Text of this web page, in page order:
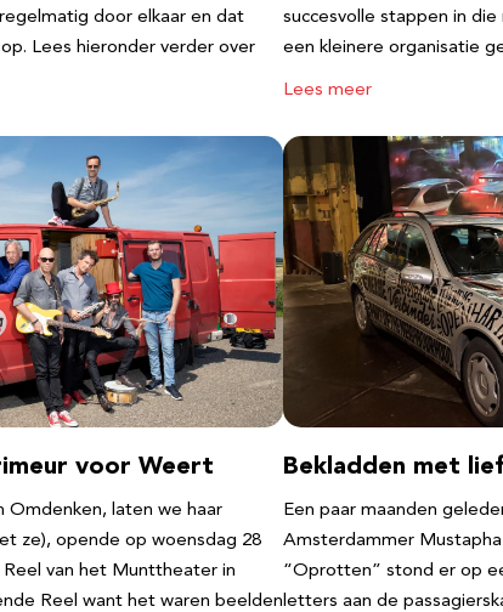
door elkaar en dat
Lees hieronder verder over
succesvolle stappen in
een kleinere organisatie
Lees meer
voor Weert
Omdenken, laten we haar
ze), opende op woensdag 28
van het Munttheater in
Reel want het waren beelden
Bekladden met
Een paar maanden
Amsterdammer
“Oprotten” stond er op
letters aan de